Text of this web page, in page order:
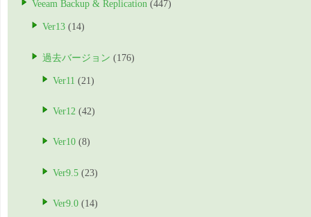
Veeam Backup & Replication (447)
Ver13 (14)
過去バージョン (176)
Ver11 (21)
Ver12 (42)
Ver10 (8)
Ver9.5 (23)
Ver9.0 (14)